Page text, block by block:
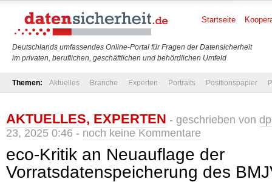
Deutschlands umfassendes Online-Portal für Fragen der Datensicherheit
im privaten, beruflichen, geschäftlichen und behördlichen Umfeld
Startseite
Themen: Aktuelles Branche Experten Portraits Positionspapier
AKTUELLES, EXPERTEN - geschrieben von dp
23, 2025 0:46 - noch keine Kommentare
eco-Kritik an Neuauflage der
Vorratsdatenspeicherung des